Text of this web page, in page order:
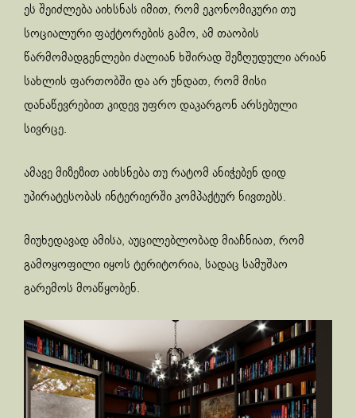
ეს შეიძლება აიხსნას იმით, რომ ეკონომიკური თუ
სოციალური ფაქტორების გამო, ამ თაობის
წარმომადგენლები ძალიან ხშირად შეზღუდული არიან
სახლის ფართობში და არ უნდათ, რომ მისი
დანაწევრებით კიდევ უფრო დაკარგონ არსებული
სივრცე.
ამავე მიზეზით აიხსნება თუ რატომ ანიჭებენ დიდ
უპირატესობას ინტერიერში კომპაქტურ ნივთებს.
მიუხედავად ამისა, აუცილებლობად მიაჩნიათ, რომ
გამოყოფილი იყოს ტერიტორია, სადაც სამუშაო
გარემოს მოაწყობენ.